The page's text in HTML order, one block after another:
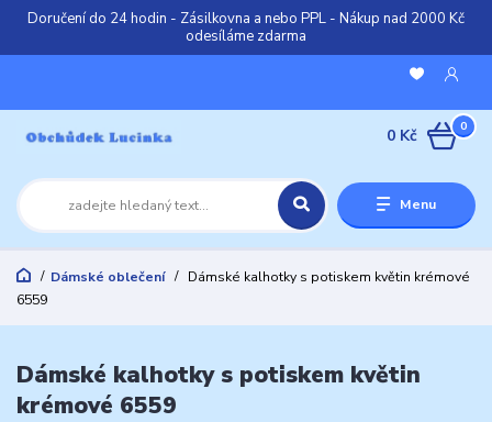
Doručení do 24 hodin - Zásilkovna a nebo PPL - Nákup nad 2000 Kč
odesíláme zdarma
Menu
0
0 Kč
Dámské oblečení
Dámské kalhotky s potiskem květin krémové
6559
Dámské kalhotky s potiskem květin
krémové 6559